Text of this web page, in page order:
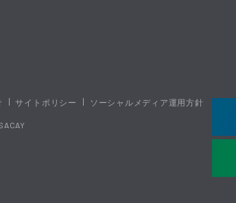
サイトポリシー ソーシャルメディア運用方針